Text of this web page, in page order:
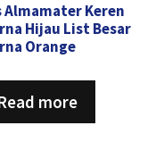
Almamater Keren
Hijau List Besar
Orange
more